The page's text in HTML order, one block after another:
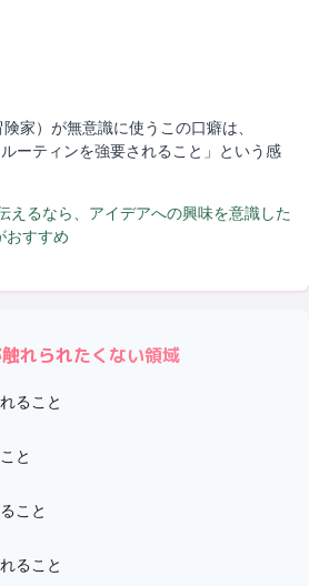
家）が無意識に使うこの口癖は、
ーティンを強要されること」という感
えるなら、アイデアへの興味を意識した
おすすめ
れられたくない領域
ること
と
こと
ること